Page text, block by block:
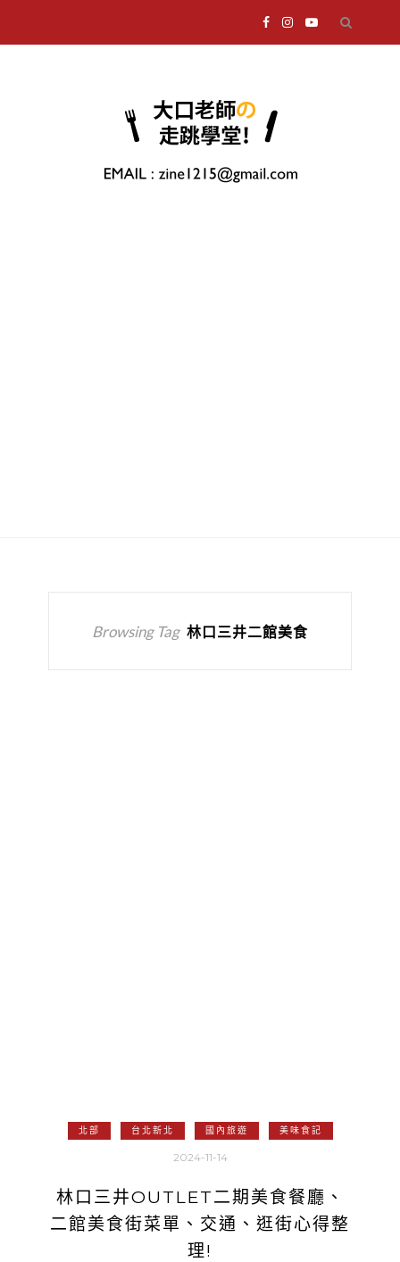
Browsing Tag 林口三井二館美食
北部 台北新北 國內旅遊 美味食記
2024-11-14
林口三井OUTLET二期美食餐廳、
二館美食街菜單、交通、逛街心得整
理!